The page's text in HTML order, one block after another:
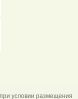
условии размещения